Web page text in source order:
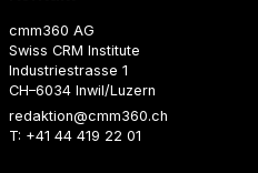
cmm360 AG
Swiss CRM Institute
Industriestrasse 1
CH–6034 Inwil/Luzern
redaktion@cmm360.ch
T: +41 44 419 22 01